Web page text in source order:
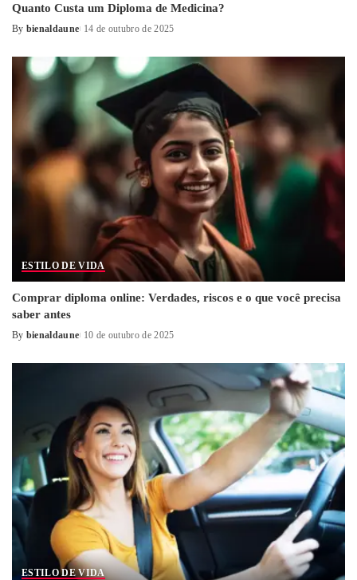
Quanto Custa um Diploma de Medicina?
Posted
By bienaldaune 14 de outubro de 2025
ESTILO DE VIDA
Comprar diploma online: Verdades, riscos e o que você precisa
saber antes
Posted
By bienaldaune 10 de outubro de 2025
ESTILO DE VIDA